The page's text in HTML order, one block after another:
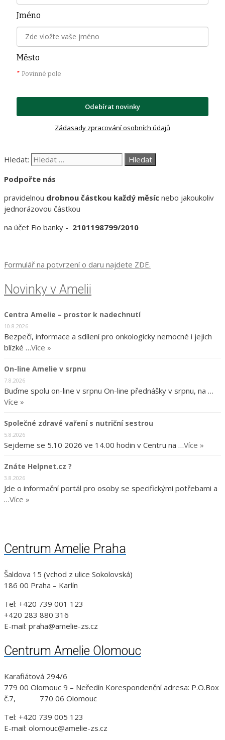
Jméno
Město
* Povinné pole
Odebírat novinky
Zádasady zpracování osobních údajů
Hledat:
Podpořte nás
pravidelnou drobnou částkou každý měsíc nebo jakoukoliv
jednorázovou částkou
na účet Fio banky - 2101198799/2010
Formulář na potvrzení o daru najdete ZDE.
Novinky v Amelii
Centra Amelie – prostor k nadechnutí
10.8.2026
Bezpečí, informace a sdílení pro onkologicky nemocné i jejich
blízké …Více »
On-line Amelie v srpnu
7.8.2026
Buďme spolu on-line v srpnu On-line přednášky v srpnu, na …
Více »
Společné zdravé vaření s nutriční sestrou
5.8.2026
Sejdeme se 5.10 2026 ve 14.00 hodin v Centru na …Více »
Znáte Helpnet.cz ?
3.8.2026
Jde o informační portál pro osoby se specifickými potřebami a
…Více »
Centrum Amelie Praha
Šaldova 15 (vchod z ulice Sokolovská)
186 00 Praha – Karlín
Tel: +420 739 001 123
+420 283 880 316
E-mail: praha@amelie-zs.cz
Centrum Amelie Olomouc
Karafiátová 294/6
779 00 Olomouc 9 – Neředín Korespondenční adresa: P.O.Box
č.7, 770 06 Olomouc
Tel: +420 739 005 123
E-mail: olomouc@amelie-zs.cz